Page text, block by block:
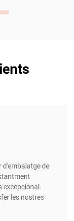
d'embalatge de
excepcional.
les nostres